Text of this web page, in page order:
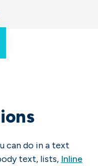
can do in a text
text, lists, Inline